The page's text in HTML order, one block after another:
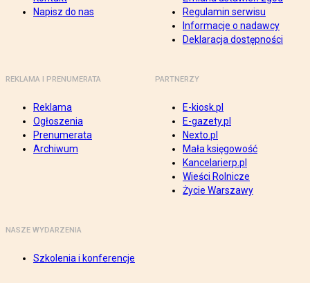
Napisz do nas
Regulamin serwisu
Informacje o nadawcy
Deklaracja dostępności
REKLAMA I PRENUMERATA
Reklama
Ogłoszenia
Prenumerata
Archiwum
PARTNERZY
E-kiosk.pl
E-gazety.pl
Nexto.pl
Mała księgowość
Kancelarierp.pl
Wieści Rolnicze
Życie Warszawy
NASZE WYDARZENIA
Szkolenia i konferencje